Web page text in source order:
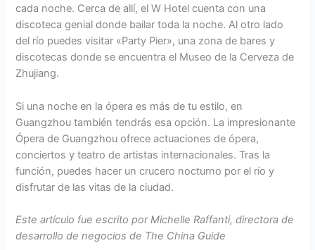
cada noche. Cerca de allí, el W Hotel cuenta con una
discoteca genial donde bailar toda la noche. Al otro lado
del río puedes visitar «Party Pier», una zona de bares y
discotecas donde se encuentra el Museo de la Cerveza de
Zhujiang.
Si una noche en la ópera es más de tu estilo, en
Guangzhou también tendrás esa opción. La impresionante
Ópera de Guangzhou ofrece actuaciones de ópera,
conciertos y teatro de artistas internacionales. Tras la
función, puedes hacer un crucero nocturno por el río y
disfrutar de las vitas de la ciudad.
Este artículo fue escrito por Michelle Raffanti, directora de
desarrollo de negocios de The China Guide